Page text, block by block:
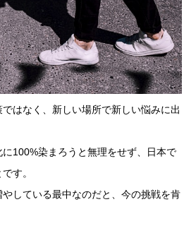
はなく、新しい場所で新しい悩みに出
100%染まろうと無理をせず、日本で
す。
している最中なのだと、今の挑戦を肯